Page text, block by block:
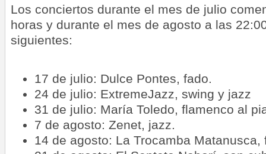
Los conciertos durante el mes de julio
horas y durante el mes de agosto a las
siguientes:
17 de julio: Dulce Pontes, fado.
24 de julio: ExtremeJazz, swing y jazz
31 de julio: María Toledo, flamenco al
7 de agosto: Zenet, jazz.
14 de agosto: La Trocamba